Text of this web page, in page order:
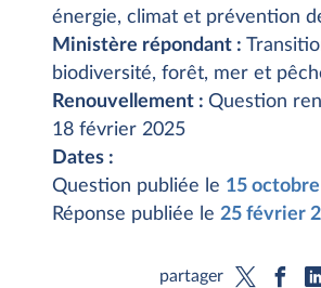
énergie, climat et prévention
Ministère répondant :
biodiversité, forêt, mer et
Renouvellement : Question
18 février 2025
Dates :
Question publiée le 15
Réponse publiée le 25 février
partager